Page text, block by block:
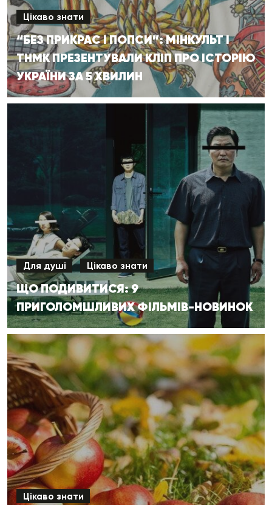
Цікаво знати
“БЕЗ ПРИКРАС І ПОПСИ”: МІНКУЛЬТ І
ТНМК ПРЕЗЕНТУВАЛИ КЛІП ПРО ІСТОРІЮ
УКРАЇНИ ЗА 5 ХВИЛИН
Для душі Цікаво знати
ЩО ПОДИВИТИСЯ: 9
ПРИГОЛОМШЛИВИХ ФІЛЬМІВ-НОВИНОК
Цікаво знати